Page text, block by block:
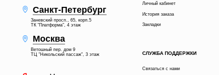
Санкт-Петербург
Заневский просп., 65, корп.5
ТК "Платформа", 4 этаж
Москва
Ветошный пер. дом 9
ТЦ "Никольский пассаж", 3 этаж
Личный кабинет
История заказа
Закладки
СЛУЖБА ПОДДЕРЖКИ
Связаться с нами